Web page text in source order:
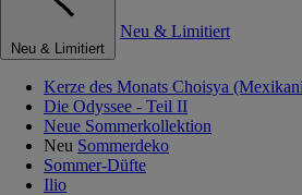
Neu & Limitiert
Neu & Limitiert
Kerze des Monats Choisya
Die Odyssee - Teil II
Neue Sommerkollektion
Neu Sommerdeko
Sommer-Düfte
Ilio